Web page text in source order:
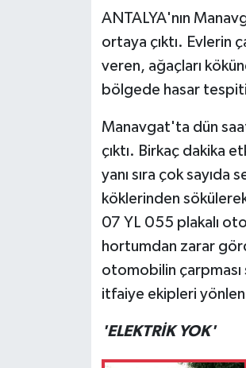
ANTALYA'nın
ortaya çıktı. Evlerin
veren, ağaçları
bölgede hasar
Manavgat'ta dün
çıktı. Birkaç dakika
yanı sıra çok sayıda
köklerinden
07 YL 055 plakalı
hortumdan zarar
otomobilin çarpması
itfaiye ekipleri
'ELEKTRİK YOK'
Sosyal medya
Teknoloji
Televizyon